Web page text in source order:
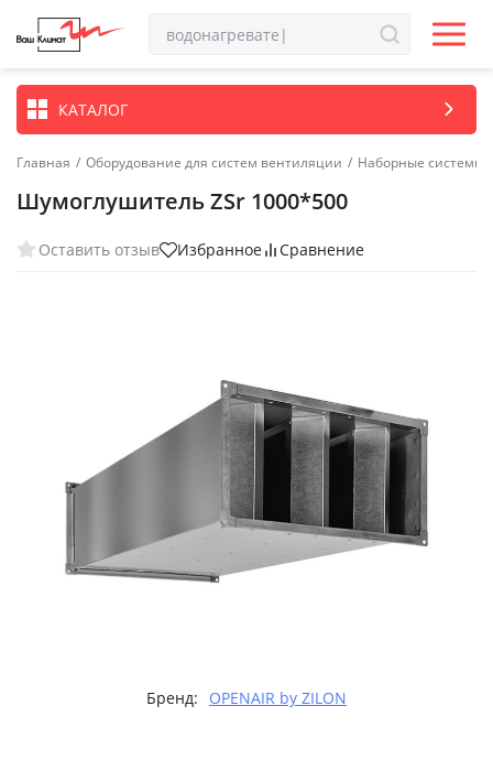
КАТАЛОГ
Главная / Оборудование для систем вентиляции / Наборные системы
Шумоглушитель ZSr 1000*500
Оставить отзыв Избранное Сравнение
Бренд: OPENAIR by ZILON